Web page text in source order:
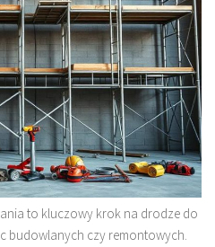
to kluczowy krok na drodze do
budowlanych czy remontowych.